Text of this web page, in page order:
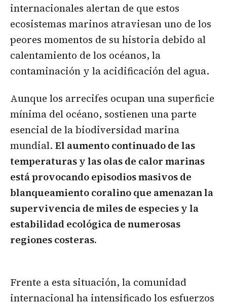
internacionales alertan de que estos
ecosistemas marinos atraviesan uno de los
peores momentos de su historia debido al
calentamiento de los océanos, la
contaminación y la acidificación del agua.
Aunque los arrecifes ocupan una superficie
mínima del océano, sostienen una parte
esencial de la biodiversidad marina
mundial. El aumento continuado de las
temperaturas y las olas de calor marinas
está provocando episodios masivos de
blanqueamiento coralino que amenazan la
supervivencia de miles de especies y la
estabilidad ecológica de numerosas
regiones costeras.
Frente a esta situación, la comunidad
internacional ha intensificado los esfuerzos